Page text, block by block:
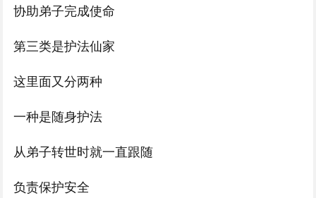
协助弟子完成使命
第三类是护法仙家
这里面又分两种
一种是随身护法
从弟子转世时就一直跟随
负责保护安全